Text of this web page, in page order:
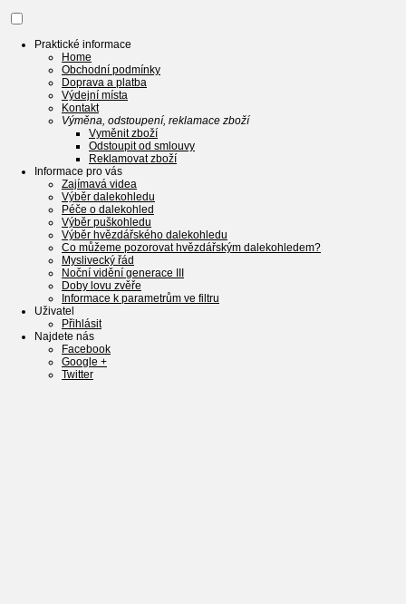
Praktické informace
Home
Obchodní podmínky
Doprava a platba
Výdejní místa
Kontakt
Výměna, odstoupení, reklamace zboží
Vyměnit zboží
Odstoupit od smlouvy
Reklamovat zboží
Informace pro vás
Zajímavá videa
Výběr dalekohledu
Péče o dalekohled
Výběr puškohledu
Výběr hvězdářského dalekohledu
Co můžeme pozorovat hvězdářským dalekohledem?
Myslivecký řád
Noční vidění generace III
Doby lovu zvěře
Informace k parametrům ve filtru
Uživatel
Přihlásit
Najdete nás
Facebook
Google +
Twitter